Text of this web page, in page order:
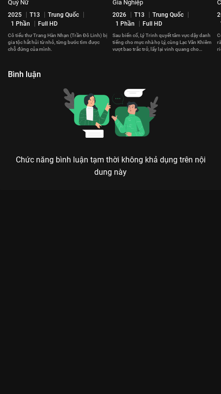
Quý Nữ
2025 T13
Trung Quốc
1 Phần
Full HD
Cô tiểu thư Trang Hàn Nhạn (Trần Đô Linh) bị
gia tộc hắt hủi từ nhỏ, từng bước tìm được
chỗ đứng của mình.
Gia Nghiệp
2026 T13
Trung Quốc
1 Phần
Full HD
Sau biến cố, Lý Trinh quyết tâm vực dậy danh
tiếng cho mực nhà họ Lý, cùng Lạc Văn Khiêm
vượt bao trắc trở, lấy lại vinh quang cho
Bình luận
Chức năng bình luận tạm thời không khả dụng trên nội
dung này